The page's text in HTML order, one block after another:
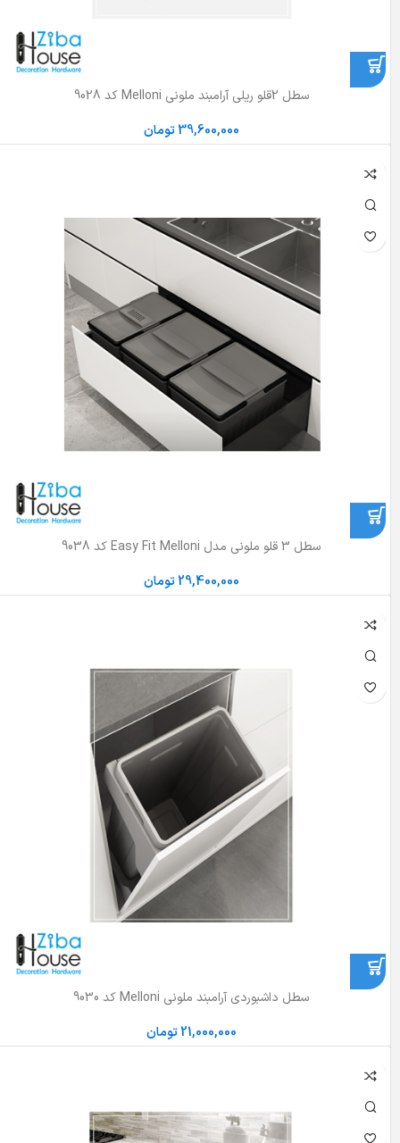
سطل 2قلو ریلی آرامبند ملونی Melloni کد 9028
39,600,000تومان
سطل 3 قلو ملونی مدل Easy Fit Melloni کد 9038
29,400,000تومان
سطل داشبوردی آرامبند ملونی Melloni کد 9030
21,000,000تومان